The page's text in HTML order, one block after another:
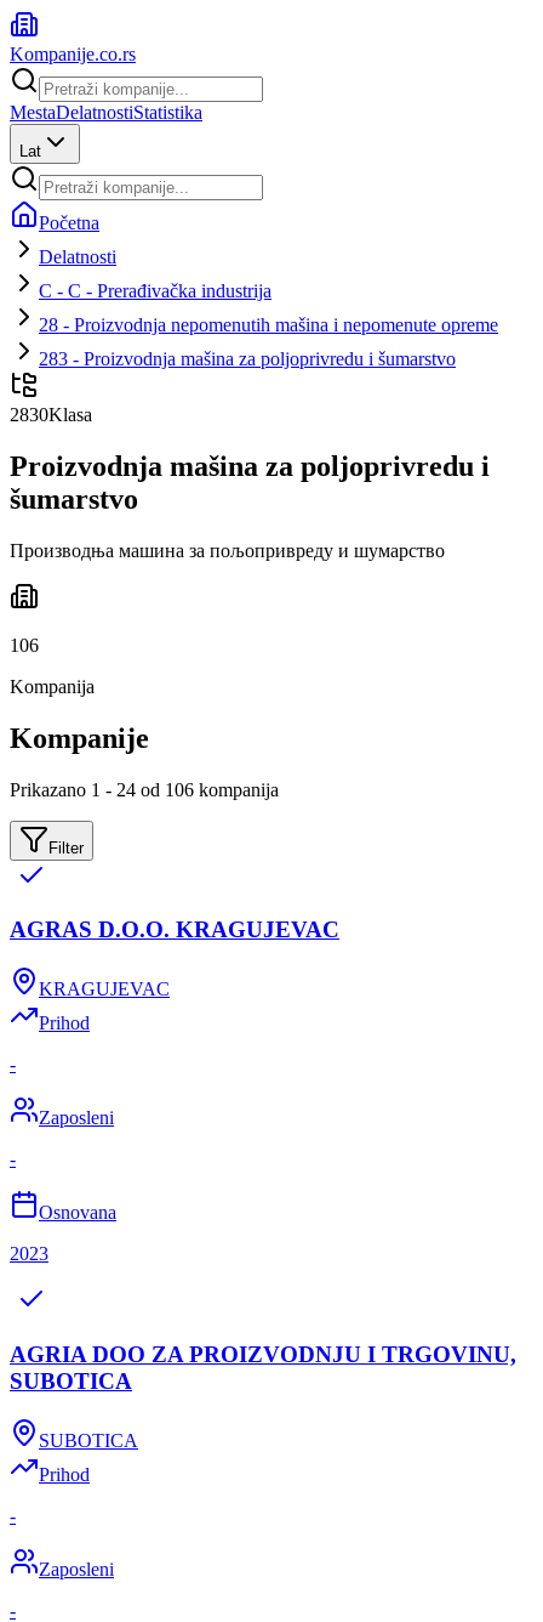
Kompanije.co.rs
MestaDelatnostiStatistika
Lat
Početna
Delatnosti
C - C - Prerađivačka industrija
28 - Proizvodnja nepomenutih mašina i nepomenute opreme
283 - Proizvodnja mašina za poljoprivredu i šumarstvo
2830Klasa
Proizvodnja mašina za poljoprivredu i
šumarstvo
Производња машина за пољопривреду и шумарство
106
Kompanija
Kompanije
Prikazano 1 - 24 od 106 kompanija
Filter
AGRAS D.O.O. KRAGUJEVAC
KRAGUJEVAC
Prihod
-
Zaposleni
-
Osnovana
2023
AGRIA DOO ZA PROIZVODNJU I TRGOVINU,
SUBOTICA
SUBOTICA
Prihod
-
Zaposleni
-